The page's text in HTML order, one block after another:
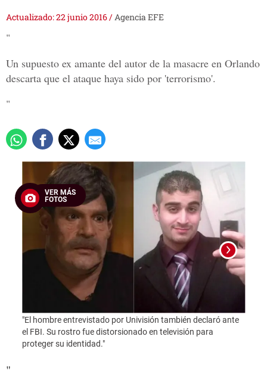
Actualizado: 22 junio 2016/Agencia EFE
"
Un supuesto ex amante del autor de la masacre en Orlando
descarta que el ataque haya sido por 'terrorismo'.
"
VER MÁS
FOTOS
"El hombre entrevistado por Univisión también declaró ante
el FBI. Su rostro fue distorsionado en televisión para
proteger su identidad."
"